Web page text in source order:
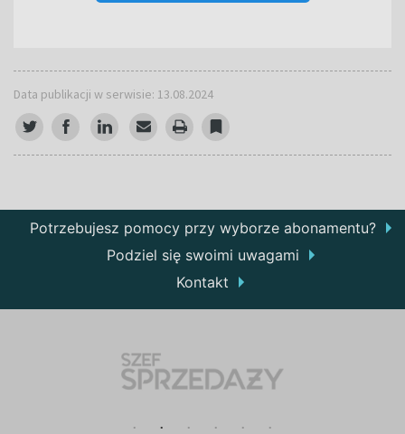
Data publikacji w serwisie: 13.08.2024
Potrzebujesz pomocy przy wyborze abonamentu?
Podziel się swoimi uwagami
Kontakt